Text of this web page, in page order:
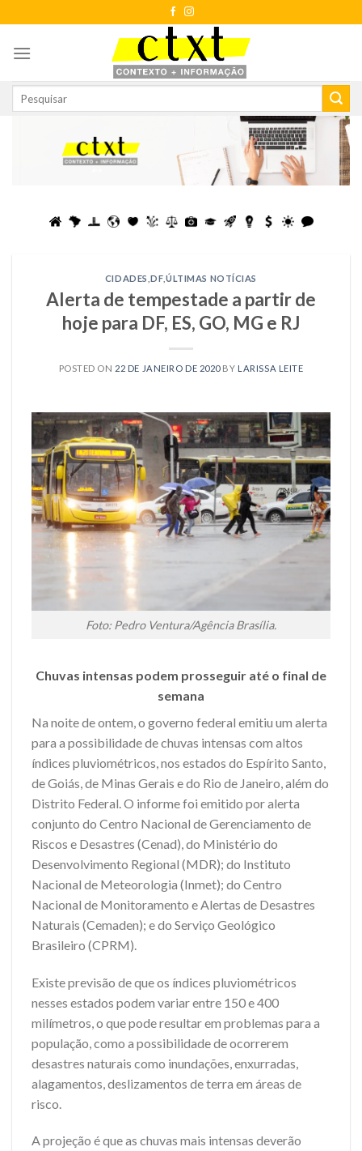
to
content
CIDADES ,DF,ÚLTIMAS NOTÍCIAS
Alerta de tempestade a partir de
hoje para DF, ES, GO, MG e RJ
POSTED ON 22 DE JANEIRO DE 2020BY LARISSA LEITE
Foto: Pedro Ventura/Agência Brasília.
Chuvas intensas podem prosseguir até o final de
semana
Na noite de ontem, o governo federal emitiu um alerta
para a possibilidade de chuvas intensas com altos
índices pluviométricos, nos estados do Espírito Santo,
de Goiás, de Minas Gerais e do Rio de Janeiro, além do
Distrito Federal. O informe foi emitido por alerta
conjunto do Centro Nacional de Gerenciamento de
Riscos e Desastres (Cenad), do Ministério do
Desenvolvimento Regional (MDR); do Instituto
Nacional de Meteorologia (Inmet); do Centro
Nacional de Monitoramento e Alertas de Desastres
Naturais (Cemaden); e do Serviço Geológico
Brasileiro (CPRM).
Existe previsão de que os índices pluviométricos
nesses estados podem variar entre 150 e 400
milímetros, o que pode resultar em problemas para a
população, como a possibilidade de ocorrerem
desastres naturais como inundações, enxurradas,
alagamentos, deslizamentos de terra em áreas de
risco.
A projeção é que as chuvas mais intensas deverão